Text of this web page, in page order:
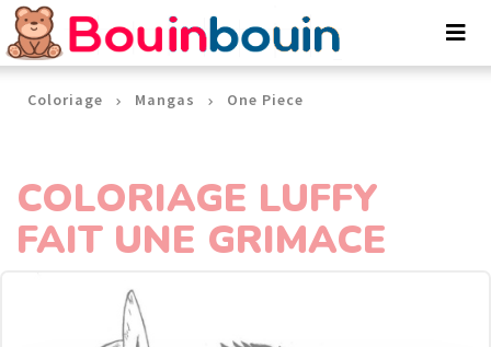
Coloriage Mangas One Piece
COLORIAGE LUFFY
FAIT UNE GRIMACE
Panneau de gestion des cookies